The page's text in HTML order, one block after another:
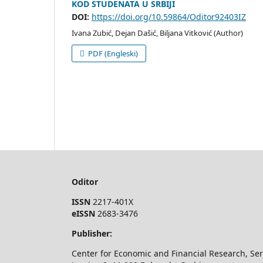
KOD STUDENATA U SRBIJI
DOI: https://doi.org/10.59864/Oditor92403IZ
Ivana Zubić, Dejan Dašić, Biljana Vitković (Author)
PDF (Engleski)
Oditor
ISSN 2217-401X
eISSN 2683-3476
Publisher:
Center for Economic and Financial Research,